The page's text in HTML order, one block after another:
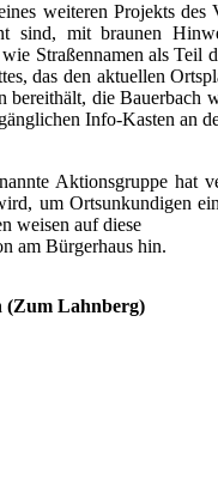
weiteren Projekts
sind, mit braunen
Straßennamen als Teil
das den aktuellen
bereithält, die Bauerbach
Info-Kasten an
Aktionsgruppe hat
um Ortsunkundigen
weisen auf diese
am Bürgerhaus hin.
(Zum Lahnberg)